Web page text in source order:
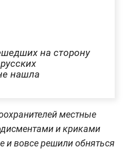
на сторону
нашла
местные
и криками
вовсе решили обняться